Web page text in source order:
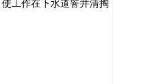
工作在下水道窨井清掏